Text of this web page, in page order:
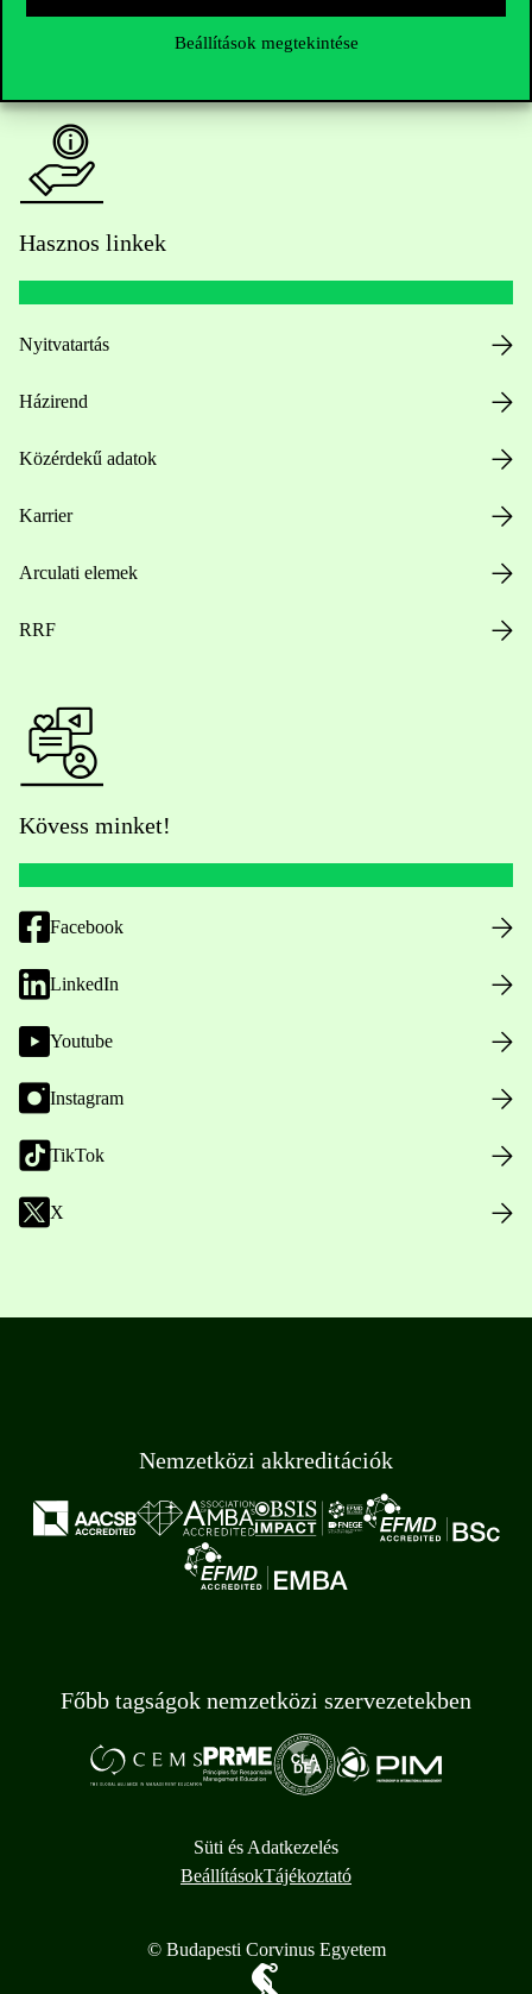
Beállítások megtekintése
press@uni-corvinus.hu
Hasznos linkek
Nyitvatartás
Házirend
Közérdekű adatok
Karrier
Arculati elemek
RRF
Kövess minket!
Facebook
LinkedIn
Youtube
Instagram
TikTok
X
Nemzetközi akkreditációk
Főbb tagságok nemzetközi szervezetekben
Süti és Adatkezelés
BeállításokTájékoztató
© Budapesti Corvinus Egyetem